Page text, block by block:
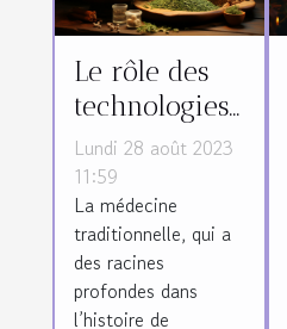
Le rôle des
technologies
de pointe
dans la
préservation
et la
promotion de
la médecine
Lundi 28 août 2023
11:59
La médecine
traditionnelle, qui a
des racines
profondes dans
l’histoire de